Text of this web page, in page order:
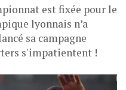
est fixée pour le
lyonnais n’a
sa campagne
s'impatientent !